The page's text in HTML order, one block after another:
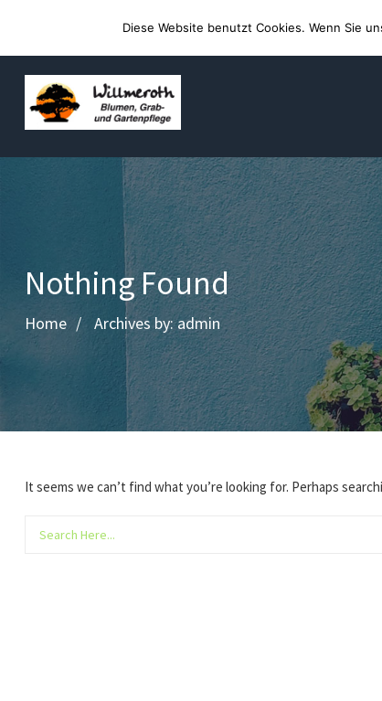
Willkommen auf der Webseite von Blumen Willmeroth
Nothing Found
Home Archives by: admin
It seems we can’t find what you’re looking for. Perhaps
Diese Website benutzt Cookies. Wenn Sie